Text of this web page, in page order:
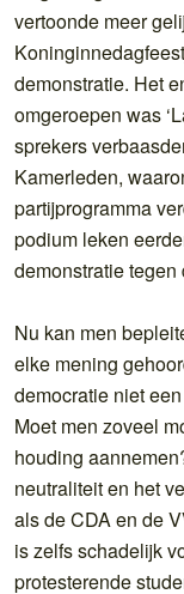
vertoonde meer
demonstratie. Het
omgeroepen was
sprekers
Kamerleden,
partijprogramma
podium leken
demonstratie
Nu kan men
elke mening
democratie niet
Moet men zoveel
houding
neutraliteit en het
als de CDA en de
is zelfs schadelijk
protesterende